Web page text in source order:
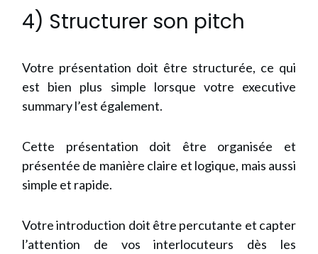
4) Structurer son pitch
Votre présentation doit être structurée, ce qui
est bien plus simple lorsque votre executive
summary l’est également.
Cette présentation doit être organisée et
présentée de manière claire et logique, mais aussi
simple et rapide.
Votre introduction doit être percutante et capter
l’attention de vos interlocuteurs dès les